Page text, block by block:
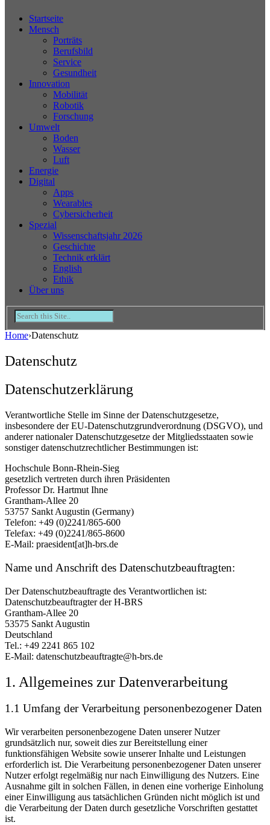
Startseite
Mensch
Porträts
Berufsbild
Service
Gesundheit
Innovation
Mobilität
Robotik
Forschung
Umwelt
Boden
Wasser
Luft
Energie
Digital
Apps
Wearables
Cybersicherheit
Spezial
Wissenschaftsjahr 2026
Geschichte
Technik erklärt
English
Ethik
Über uns
Home›Datenschutz
Datenschutz
Datenschutzerklärung
Verantwortliche Stelle im Sinne der Datenschutzgesetze,
insbesondere der EU-Datenschutzgrundverordnung (DSGVO), und
anderer nationaler Datenschutzgesetze der Mitgliedsstaaten sowie
sonstiger datenschutzrechtlicher Bestimmungen ist:
Hochschule Bonn-Rhein-Sieg
gesetzlich vertreten durch ihren Präsidenten
Professor Dr. Hartmut Ihne
Grantham-Allee 20
53757 Sankt Augustin (Germany)
Telefon: +49 (0)2241/865-600
Telefax: +49 (0)2241/865-8600
E-Mail: praesident[at]h-brs.de
Name und Anschrift des Datenschutzbeauftragten:
Der Datenschutzbeauftragte des Verantwortlichen ist:
Datenschutzbeauftragter der H-BRS
Grantham-Allee 20
53575 Sankt Augustin
Deutschland
Tel.: +49 2241 865 102
E-Mail: datenschutzbeauftragte@h-brs.de
1. Allgemeines zur Datenverarbeitung
1.1 Umfang der Verarbeitung personenbezogener Daten
Wir verarbeiten personenbezogene Daten unserer Nutzer
grundsätzlich nur, soweit dies zur Bereitstellung einer
funktionsfähigen Website sowie unserer Inhalte und Leistungen
erforderlich ist. Die Verarbeitung personenbezogener Daten unserer
Nutzer erfolgt regelmäßig nur nach Einwilligung des Nutzers. Eine
Ausnahme gilt in solchen Fällen, in denen eine vorherige Einholung
einer Einwilligung aus tatsächlichen Gründen nicht möglich ist und
die Verarbeitung der Daten durch gesetzliche Vorschriften gestattet
ist.